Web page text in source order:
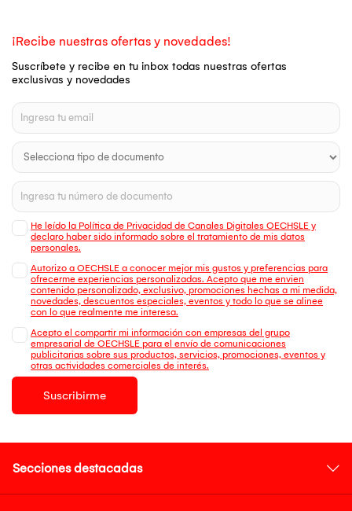
¡Recibe nuestras ofertas y novedades!
Suscríbete y recibe en tu inbox todas nuestras ofertas
exclusivas y novedades
He leído la Política de Privacidad de Canales Digitales OECHSLE y
declaro haber sido informado sobre el tratamiento de mis datos
personales.
Autorizo a OECHSLE a conocer mejor mis gustos y preferencias para
ofrecerme experiencias personalizadas. Acepto que me envien
contenido personalizado, exclusivo, promociones hechas a mi medida,
novedades, descuentos especiales, eventos y todo lo que se alinee
con lo que realmente me interesa.
Acepto el compartir mi información con empresas del grupo
empresarial de OECHSLE para el envío de comunicaciones
publicitarias sobre sus productos, servicios, promociones, eventos y
otras actividades comerciales de interés.
Suscribirme
Secciones destacadas